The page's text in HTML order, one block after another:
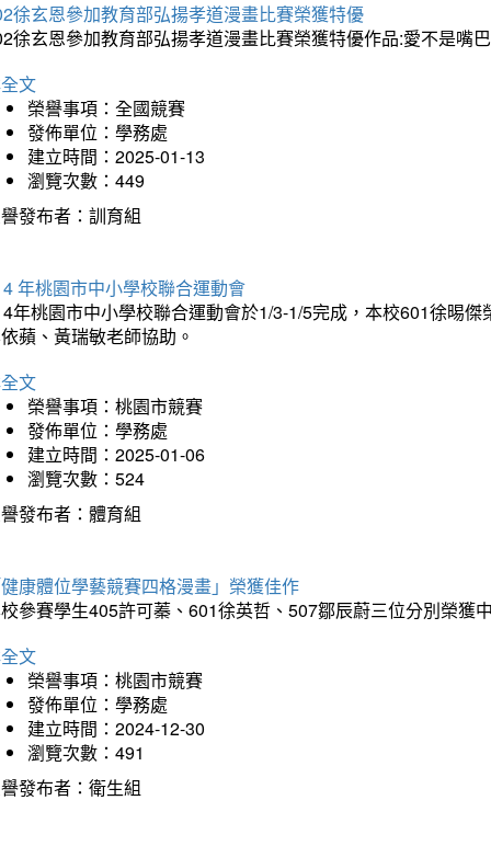
徐玄恩參加教育部弘揚孝道漫畫比賽榮獲特優
徐玄恩參加教育部弘揚孝道漫畫比賽榮獲特優作品:愛不是嘴
文
榮譽事項：全國競賽
發佈單位：學務處
建立時間：2025-01-13
瀏覽次數：449
發布者：訓育組
年桃園市中小學校聯合運動會
年桃園市中小學校聯合運動會於1/3-1/5完成，本校601徐晹
蘋、黃瑞敏老師協助。
文
榮譽事項：桃園市競賽
發佈單位：學務處
建立時間：2025-01-06
瀏覽次數：524
發布者：體育組
康體位學藝競賽四格漫畫」榮獲佳作
參賽學生405許可蓁、601徐英哲、507鄒辰蔚三位分別榮獲
文
榮譽事項：桃園市競賽
發佈單位：學務處
建立時間：2024-12-30
瀏覽次數：491
發布者：衛生組